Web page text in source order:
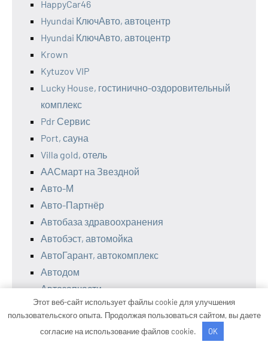
HappyCar46
Hyundai КлючАвто, автоцентр
Hyundai КлючАвто, автоцентр
Krown
Kytuzov VIP
Lucky House, гостинично-оздоровительный
комплекс
Pdr Сервис
Port, сауна
Villa gold, отель
ААСмарт на Звездной
Авто-М
Авто-Партнёр
Автобаза здравоохранения
Автобэст, автомойка
АвтоГарант, автокомплекс
Автодом
Автозапчасти
Автокомплекс, Автокомплекс
Автомакси, автотехцентр
Автомир, официальный дилер Volkswagen
Этот веб-сайт использует файлы cookie для улучшения
пользовательского опыта. Продолжая пользоваться сайтом, вы даете
согласие на использование файлов cookie.
OK